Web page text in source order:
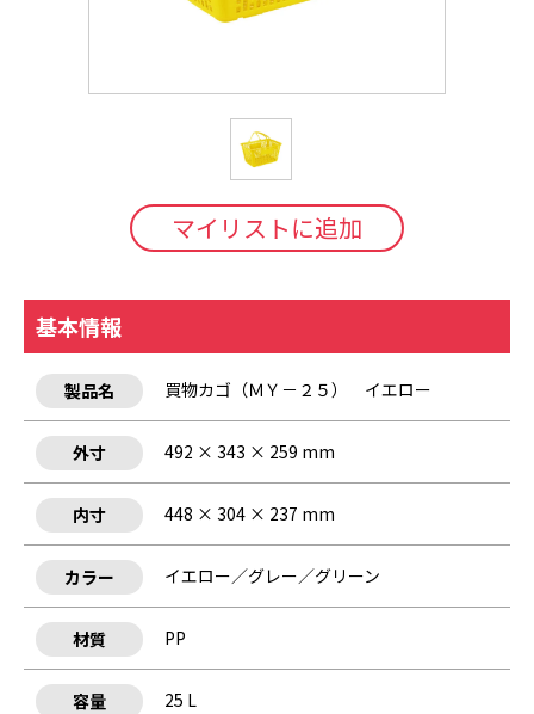
マイリストに追加
基本情報
製品名 買物カゴ（ＭＹ－２５） イエロー
外寸 492 × 343 × 259 mm
内寸 448 × 304 × 237 mm
カラー イエロー／グレー／グリーン
材質 PP
容量 25 L